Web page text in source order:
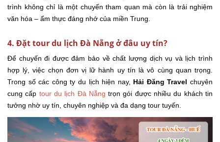
trình không chỉ là một chuyến tham quan mà còn là trải nghiệm
văn hóa – ẩm thực đáng nhớ của miền Trung.
4. Đặt tour du lịch Đà Nẵng ở đâu uy tín?
Để chuyến đi được đảm bảo về chất lượng dịch vụ và lịch trình
hợp lý, việc chọn đơn vị lữ hành uy tín là vô cùng quan trọng.
Trong số các công ty du lịch hiện nay, Hải Đăng Travel chuyên
cung cấp tour du lịch Đà Nẵng trọn gói được nhiều du khách tin
tưởng nhờ uy tín, chuyên nghiệp và đa dạng tour tuyến.